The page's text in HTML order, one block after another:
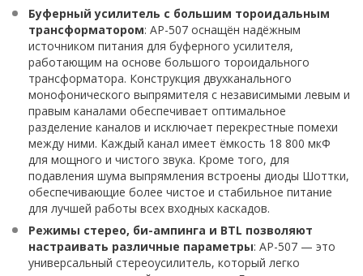
Буферный усилитель с большим тороидальным
трансформатором: AP-507 оснащён надёжным
источником питания для буферного усилителя,
работающим на основе большого тороидального
трансформатора. Конструкция двухканального
монофонического выпрямителя с независимыми левым и
правым каналами обеспечивает оптимальное
разделение каналов и исключает перекрестные помехи
между ними. Каждый канал имеет ёмкость 18 800 мкФ
для мощного и чистого звука. Кроме того, для
подавления шума выпрямления встроены диоды Шоттки,
обеспечивающие более чистое и стабильное питание
для лучшей работы всех входных каскадов.
Режимы стерео, би-ампинга и BTL позволяют
настраивать различные параметры: AP-507 — это
универсальный стереоусилитель, который легко